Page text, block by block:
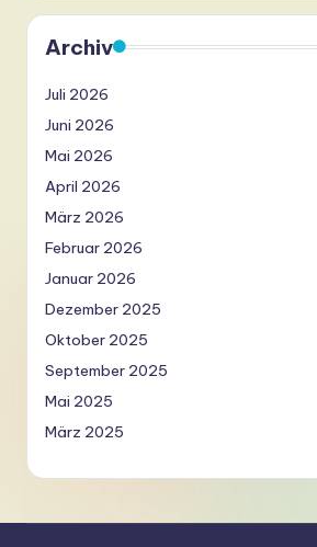
Archiv
Juli 2026
Juni 2026
Mai 2026
April 2026
März 2026
Februar 2026
Januar 2026
Dezember 2025
Oktober 2025
September 2025
Mai 2025
März 2025